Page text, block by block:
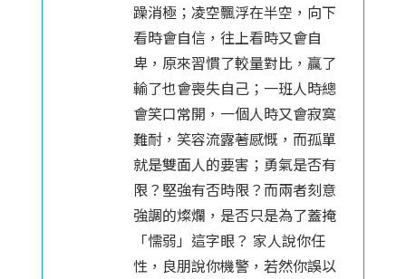
躁消極；凌空飄浮在半空，向下
看時會自信，往上看時又會自
卑，原來習慣了較量對比，贏了
輸了也會喪失自己；一班人時總
會笑口常開，一個人時又會寂寞
難耐，笑容流露著感慨，而孤單
就是雙面人的要害；勇氣是否有
限？堅強有否時限？而兩者刻意
強調的燦爛，是否只是為了蓋掩
「懦弱」這字眼？ 家人說你任
性，良朋說你機警，若然你誤以